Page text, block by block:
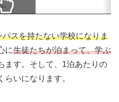
パスを持たない学校になりま
に生徒たちが泊まって、学ぶ
ます。そして、1泊あたりの
いになります。